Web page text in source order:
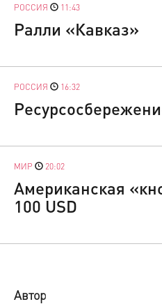
РОССИЯ 11:43
Ралли «Кавказ»
РОССИЯ 16:32
МИР 20:02
Американская
100 USD
Автор